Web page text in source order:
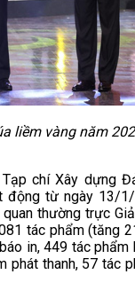
liềm vàng năm
chí Xây dựng
động từ ngày 13/
thường trực
tác phẩm (tăng
in, 449 tác phẩm
phát thanh, 57 tác